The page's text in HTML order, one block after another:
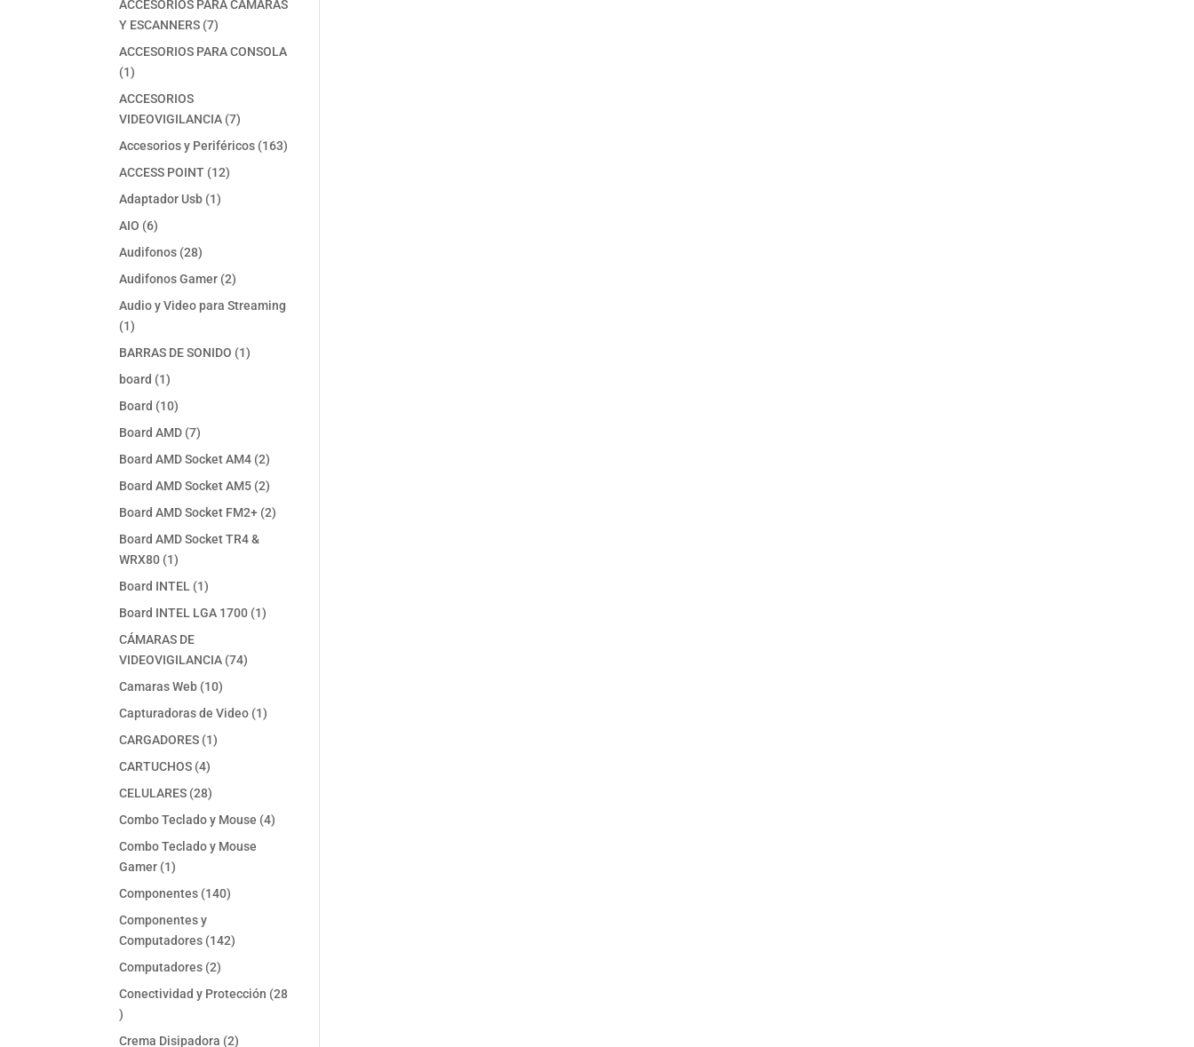
ACCESORIOS PARA CAMARAS
Y ESCANNERS 77
productos
ACCESORIOS PARA CONSOLA
11
producto
ACCESORIOS
VIDEOVIGILANCIA 77
productos
Accesorios y Periféricos 163163
ACCESS POINT 1212
Adaptador Usb 11
AIO 66
productos
Audifonos 2828
productos
Audifonos Gamer 22
productos
Audio y Video para Streaming
11
producto
BARRAS DE SONIDO 11
board 11
producto
Board 1010
productos
Board AMD 77
productos
Board AMD Socket AM4 22
productos
Board AMD Socket AM5 22
productos
Board AMD Socket FM2+ 22
Board AMD Socket TR4 &
WRX80 11
producto
Board INTEL 11
producto
Board INTEL LGA 1700 11
CÁMARAS DE
VIDEOVIGILANCIA 7474
Camaras Web 1010
productos
Capturadoras de Video 11
CARGADORES 11
CARTUCHOS 44
productos
CELULARES 2828
productos
Combo Teclado y Mouse 44
Combo Teclado y Mouse
Gamer 11
producto
Componentes 140140
Componentes y
Computadores 142142
Computadores 22
productos
Conectividad y Protección 28
28
productos
Crema Disipadora 22